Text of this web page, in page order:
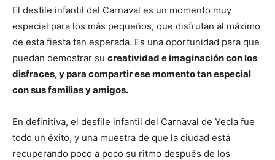
El desfile infantil del Carnaval es un momento muy
especial para los más pequeños, que disfrutan al máximo
de esta fiesta tan esperada. Es una oportunidad para que
puedan demostrar su creatividad e imaginación con los
disfraces, y para compartir ese momento tan especial
con sus familias y amigos.
En definitiva, el desfile infantil del Carnaval de Yecla fue
todo un éxito, y una muestra de que la ciudad está
recuperando poco a poco su ritmo después de los